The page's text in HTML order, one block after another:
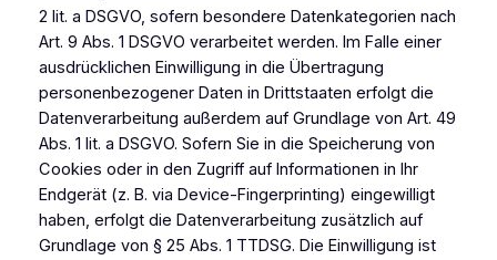
2 lit. a DSGVO, sofern besondere Datenkategorien nach
Art. 9 Abs. 1 DSGVO verarbeitet werden. Im Falle einer
ausdrücklichen Einwilligung in die Übertragung
personenbezogener Daten in Drittstaaten erfolgt die
Datenverarbeitung außerdem auf Grundlage von Art. 49
Abs. 1 lit. a DSGVO. Sofern Sie in die Speicherung von
Cookies oder in den Zugriff auf Informationen in Ihr
Endgerät (z. B. via Device-Fingerprinting) eingewilligt
haben, erfolgt die Datenverarbeitung zusätzlich auf
Grundlage von § 25 Abs. 1 TTDSG. Die Einwilligung ist